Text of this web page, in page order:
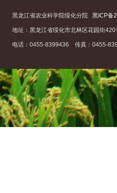
黑龙江省农业科学院绥化分院 黑ICP备
地址：黑龙江省绥化市北林区花园街
电话：0455-8399436 传真：0455-